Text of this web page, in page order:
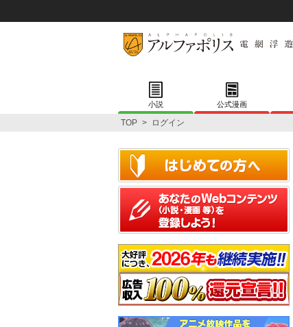
小説 公式漫画
TOP > ログイン